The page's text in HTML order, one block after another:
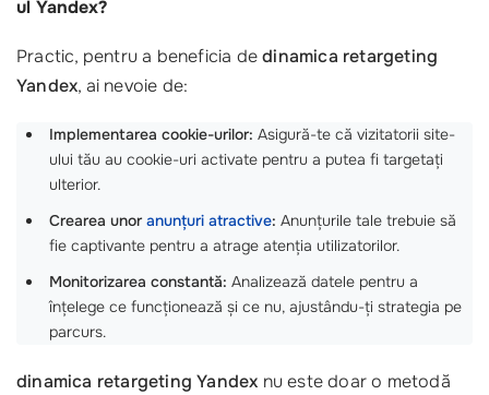
ul Yandex?
Practic, pentru a beneficia dedinamica retargeting
Yandex, ai nevoie de:
Implementarea cookie-urilor: Asigură-te că vizitatorii site-
ului tău au cookie-uri activate pentru a putea fi targetați
ulterior.
Crearea unor anunțuri atractive: Anunțurile tale trebuie să
fie captivante pentru a atrage atenția utilizatorilor.
Monitorizarea constantă: Analizează datele pentru a
înțelege ce funcționează și ce nu, ajustându-ți strategia pe
parcurs.
dinamica retargeting Yandex nu este doar o metodă